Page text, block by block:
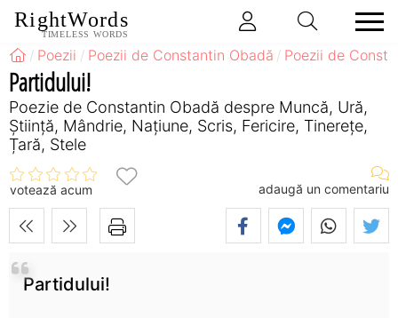
RightWords
TIMELESS WORDS
Poezii Poezii de Constantin Obadă Poezii de
Partidului!
Poezie de Constantin Obadă despre Muncă, Ură,
Știință, Mândrie, Națiune, Scris, Fericire, Tinerețe,
Țară, Stele
votează acum adaugă un comentariu
Partidului!